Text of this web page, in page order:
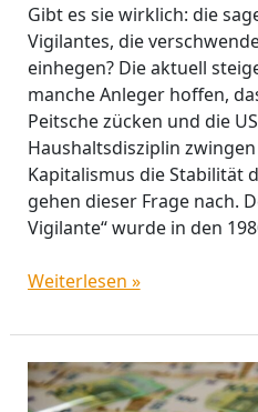
Gibt es sie wirklich: die
Vigilantes, die
einhegen? Die aktuell
manche Anleger hoffen,
Peitsche zücken und die
Haushaltsdisziplin
Kapitalismus die Stabilität
gehen dieser Frage nach.
Vigilante“ wurde in den
Weiterlesen »
Märkte
zwischen